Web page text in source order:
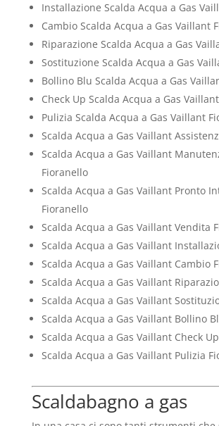
Installazione Scalda Acqua a Gas
Cambio Scalda Acqua a Gas Vaillant
Riparazione Scalda Acqua a Gas
Sostituzione Scalda Acqua a Gas
Bollino Blu Scalda Acqua a Gas
Check Up Scalda Acqua a Gas
Pulizia Scalda Acqua a Gas Vaillant
Scalda Acqua a Gas Vaillant
Scalda Acqua a Gas Vaillant
Fioranello
Scalda Acqua a Gas Vaillant Pronto
Fioranello
Scalda Acqua a Gas Vaillant Vendita
Scalda Acqua a Gas Vaillant
Scalda Acqua a Gas Vaillant Cambio
Scalda Acqua a Gas Vaillant
Scalda Acqua a Gas Vaillant
Scalda Acqua a Gas Vaillant Bollino
Scalda Acqua a Gas Vaillant Check
Scalda Acqua a Gas Vaillant Pulizia
Scaldabagno a gas